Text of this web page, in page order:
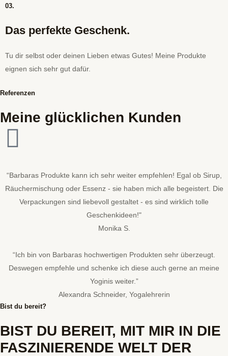
03.
Das perfekte Geschenk.
Tu dir selbst oder deinen Lieben etwas Gutes! Meine Produkte
eignen sich sehr gut dafür.
Referenzen
Meine glücklichen Kunden
“Barbaras Produkte kann ich sehr weiter empfehlen! Egal ob Sirup,
Räuchermischung oder Essenz - sie haben mich alle begeistert. Die
Verpackungen sind liebevoll gestaltet - es sind wirklich tolle
Geschenkideen!"
Monika S.
“Ich bin von Barbaras hochwertigen Produkten sehr überzeugt.
Deswegen empfehle und schenke ich diese auch gerne an meine
Yoginis weiter.”
Alexandra Schneider, Yogalehrerin
Bist du bereit?
BIST DU BEREIT, MIT MIR IN DIE
FASZINIERENDE WELT DER